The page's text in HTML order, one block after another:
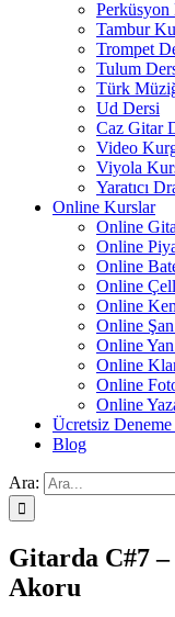
Tambur
Trompet
Tulum
Türk
Ud Dersi
Caz Gitar
Video
Viyola
Yaratıcı
Online Kurslar
Online
Online
Online
Online
Online
Online
Online
Online
Online
Online
Ücretsiz
Blog
Ara:
Gitarda C#7
Akoru